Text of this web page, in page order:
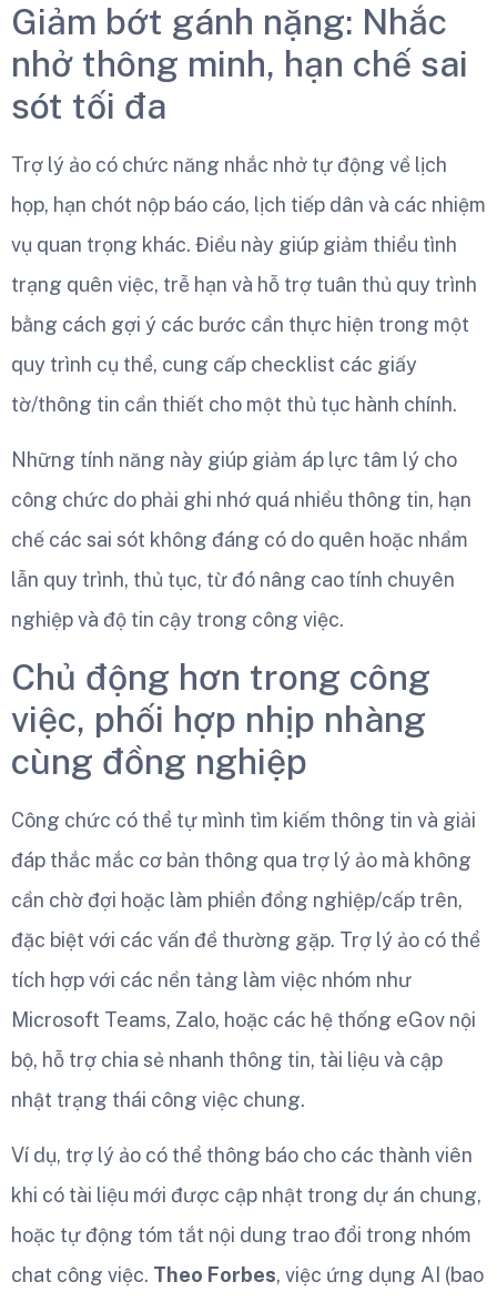
Giảm bớt gánh nặng: Nhắc
nhở thông minh, hạn chế sai
sót tối đa
Trợ lý ảo có chức năng nhắc nhở tự động về lịch
họp, hạn chót nộp báo cáo, lịch tiếp dân và các nhiệm
vụ quan trọng khác. Điều này giúp giảm thiểu tình
trạng quên việc, trễ hạn và hỗ trợ tuân thủ quy trình
bằng cách gợi ý các bước cần thực hiện trong một
quy trình cụ thể, cung cấp checklist các giấy
tờ/thông tin cần thiết cho một thủ tục hành chính.
Những tính năng này giúp giảm áp lực tâm lý cho
công chức do phải ghi nhớ quá nhiều thông tin, hạn
chế các sai sót không đáng có do quên hoặc nhầm
lẫn quy trình, thủ tục, từ đó nâng cao tính chuyên
nghiệp và độ tin cậy trong công việc.
Chủ động hơn trong công
việc, phối hợp nhịp nhàng
cùng đồng nghiệp
Công chức có thể tự mình tìm kiếm thông tin và giải
đáp thắc mắc cơ bản thông qua trợ lý ảo mà không
cần chờ đợi hoặc làm phiền đồng nghiệp/cấp trên,
đặc biệt với các vấn đề thường gặp. Trợ lý ảo có thể
tích hợp với các nền tảng làm việc nhóm như
Microsoft Teams, Zalo, hoặc các hệ thống eGov nội
bộ, hỗ trợ chia sẻ nhanh thông tin, tài liệu và cập
nhật trạng thái công việc chung.
Ví dụ, trợ lý ảo có thể thông báo cho các thành viên
khi có tài liệu mới được cập nhật trong dự án chung,
hoặc tự động tóm tắt nội dung trao đổi trong nhóm
chat công việc. Theo Forbes, việc ứng dụng AI (bao